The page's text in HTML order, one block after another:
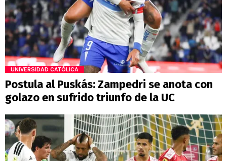
UNIVERSIDAD CATÓLICA
Postula al Puskás: Zampedri se anota con
golazo en sufrido triunfo de la UC